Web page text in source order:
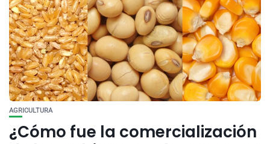
AGRICULTURA
¿Cómo fue la comercialización